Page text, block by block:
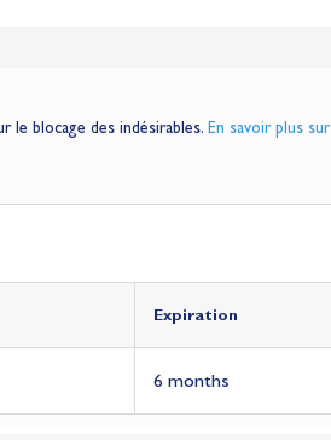
blocage des indésirables. En savoir plus sur
Expiration
6 months